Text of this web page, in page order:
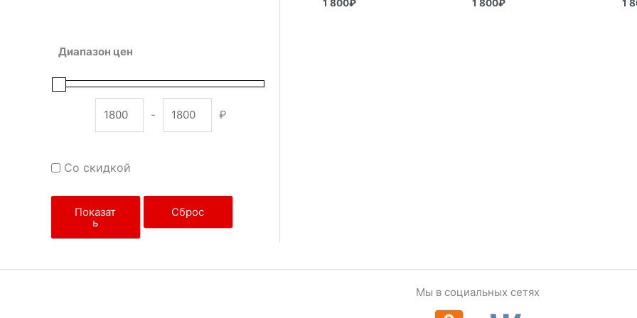
Диапазон цен
- ₽
Со скидкой
Показат
ь
Сброс
1 800₽ 1 800₽ 1
Мы в социальных сетях